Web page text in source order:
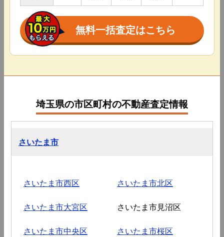
無料一括査定はこちら
埼玉県の市区町村の不動産査定情報
さいたま市
さいたま市西区 さいたま市北区
さいたま市大宮区 さいたま市見沼区
さいたま市中央区 さいたま市桜区